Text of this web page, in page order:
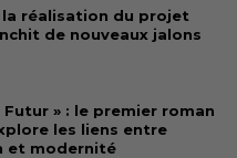
réalisation du projet
de nouveaux jalons
Futur » : le premier roman
les liens entre
et modernité